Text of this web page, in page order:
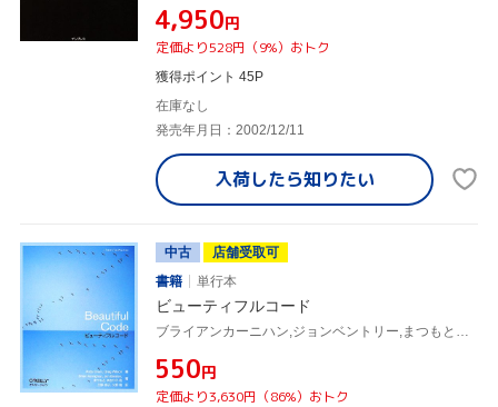
¥4,950円
定価より528円（9%）おトク
獲得ポイント 45P
在庫なし
発売年月日：2002/12/11
入荷したら知りたい
中古
店舗受取可
書籍
単行本
ビューティフルコード
¥550円
定価より3,630円（86%）おトク